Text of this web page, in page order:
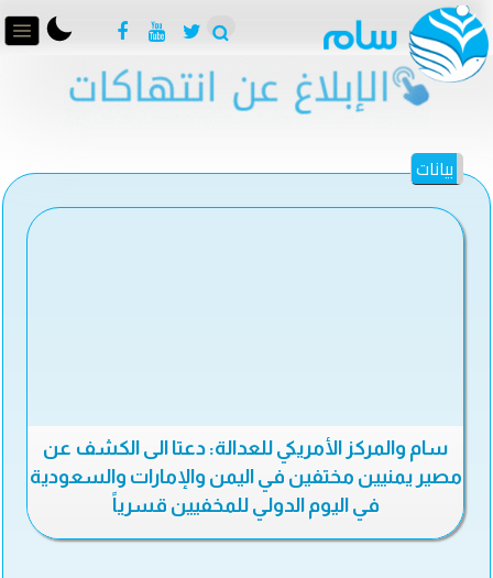
بيانات
سام والمركز الأمريكي للعدالة: دعتا الى الكشف عن
مصير يمنيين مختفين في اليمن والإمارات والسعودية
في اليوم الدولي للمخفيين قسرياً